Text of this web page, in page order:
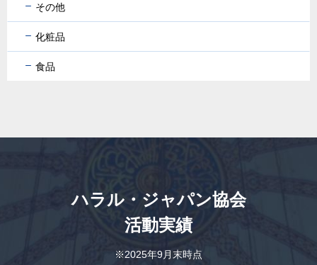
その他
化粧品
食品
ハラル・ジャパン協会
活動実績
※2025年9月末時点